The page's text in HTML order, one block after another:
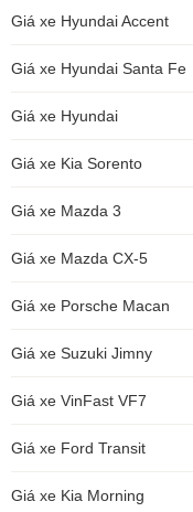
Giá xe Hyundai Accent
Giá xe Hyundai Santa Fe
Giá xe Hyundai
Giá xe Kia Sorento
Giá xe Mazda 3
Giá xe Mazda CX-5
Giá xe Porsche Macan
Giá xe Suzuki Jimny
Giá xe VinFast VF7
Giá xe Ford Transit
Giá xe Kia Morning